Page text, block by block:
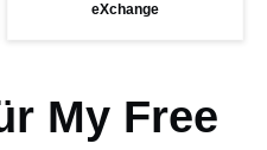
eXchange
My Free